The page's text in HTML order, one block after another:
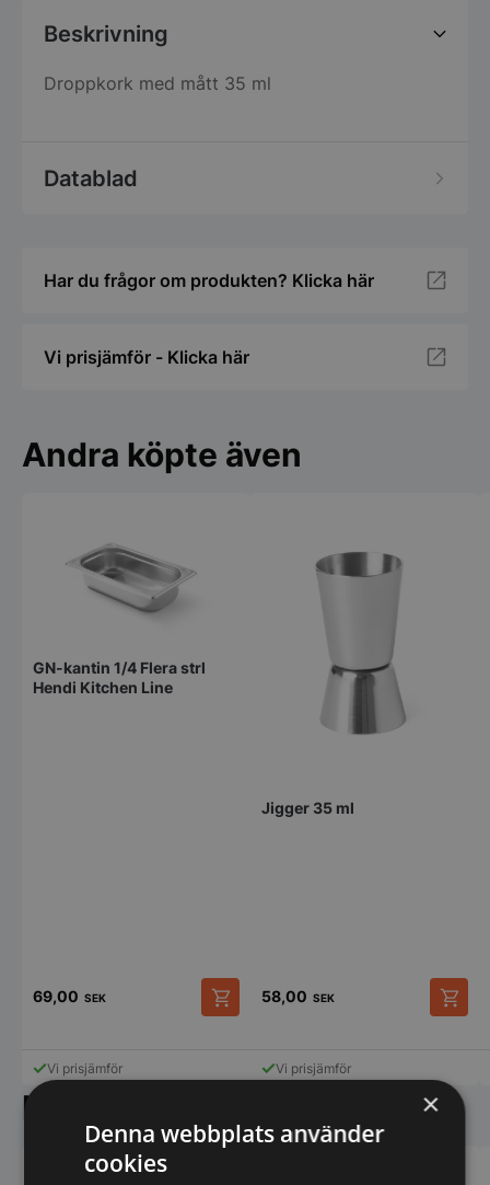
Beskrivning
Droppkork med mått 35 ml
Datablad
Har du frågor om produkten? Klicka här
Vi prisjämför - Klicka här
Andra köpte även
GN-kantin 1/4 Flera strl
Hendi Kitchen Line
69,00 SEK
produkten
har
varianter.
De
Vi prisjämför
Jigger 35 ml
58,00 SEK
Vi prisjämför
Liknande produkter ×
Denna webbplats använder
cookies